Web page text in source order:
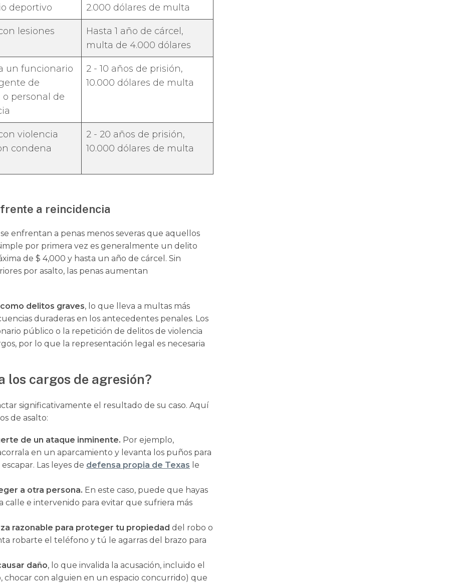
deportivo
2.000 dólares de multa
lesiones
Hasta 1 año de cárcel,
multa de 4.000 dólares
un funcionario
de
personal de
2 - 10 años de prisión,
10.000 dólares de multa
violencia
condena
2 - 20 años de prisión,
10.000 dólares de multa
a reincidencia
enfrentan a penas menos severas que aquellos
por primera vez es generalmente un delito
de $ 4,000 y hasta un año de cárcel. Sin
por asalto, las penas aumentan
delitos graves, lo que lleva a multas más
duraderas en los antecedentes penales. Los
público o la repetición de delitos de violencia
por lo que la representación legal es necesaria
los cargos de agresión?
significativamente el resultado de su caso. Aquí
de asalto:
de un ataque inminente. Por ejemplo,
en un aparcamiento y levanta los puños para
Las leyes de defensa propia de Texas le
a otra persona. En este caso, puede que hayas
calle e intervenido para evitar que sufriera más
razonable para proteger tu propiedad del robo o
robarte el teléfono y tú le agarras del brazo para
daño, lo que invalida la acusación, incluido el
con alguien en un espacio concurrido) que